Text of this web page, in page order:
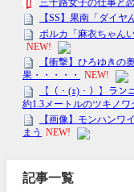
記事一覧